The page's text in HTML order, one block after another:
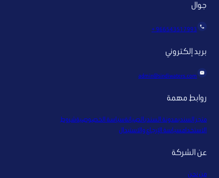
جوال
966543517993 +
بريد إلكتروني
admin@sindiwaters.com
روابط مهمة
متجر السنديمدونة السنديالصيانةسياسة الخصوصيةشروط
الاستخدامسياسة الإرجاع والاستبدال
عن الشركة
من نحن